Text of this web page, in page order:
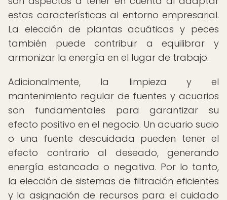
estas características al entorno empresarial.
La elección de plantas acuáticas y peces
también puede contribuir a equilibrar y
armonizar la energía en el lugar de trabajo.
Adicionalmente, la limpieza y el
mantenimiento regular de fuentes y acuarios
son fundamentales para garantizar su
efecto positivo en el negocio. Un acuario sucio
o una fuente descuidada pueden tener el
efecto contrario al deseado, generando
energía estancada o negativa. Por lo tanto,
la elección de sistemas de filtración eficientes
y la asignación de recursos para el cuidado